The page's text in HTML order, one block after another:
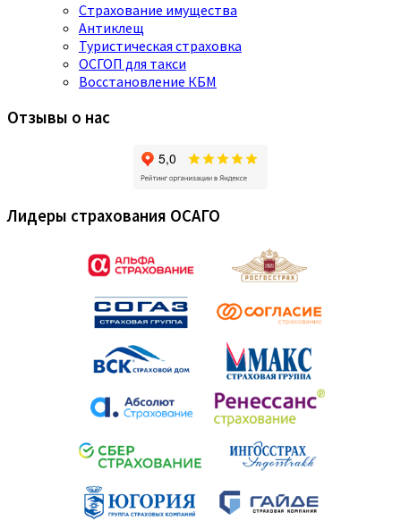
Страхование имущества
Антиклещ
Туристическая страховка
ОСГОП для такси
Восстановление КБМ
Отзывы о нас
Лидеры страхования ОСАГО